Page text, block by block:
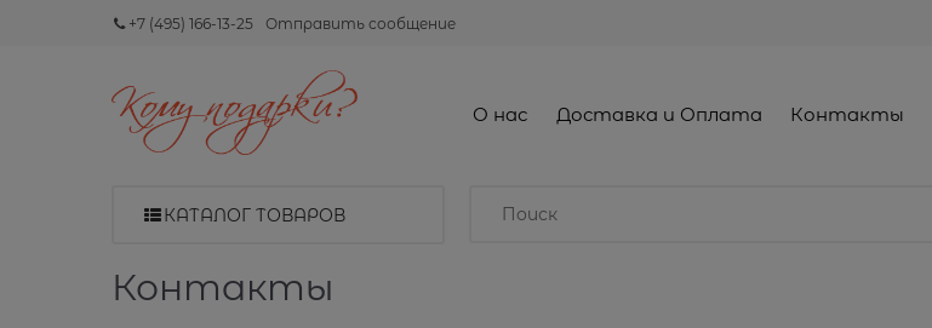
+7 (495) 166-13-25 Отправить сообщение
О нас Доставка и Оплата Контакты
КАТАЛОГ ТОВАРОВ
Контакты